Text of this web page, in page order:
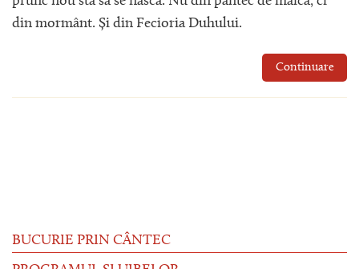
din mormânt. Și din Fecioria Duhului.
Continuare
BUCURIE PRIN CÂNTEC